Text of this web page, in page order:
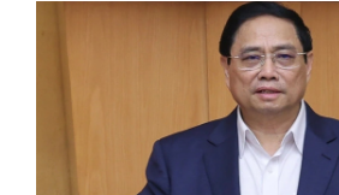
nước mạnh, công bằng, dân chủ, văn